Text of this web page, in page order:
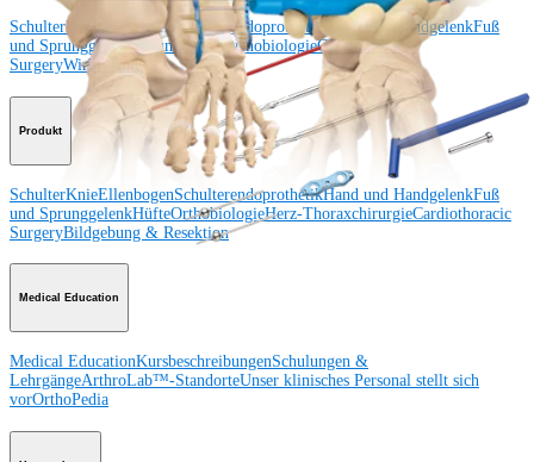
SchulterKnieEllenbogen Schulterendoprothetik Hand und HandgelenkFuß
und SprunggelenkTraumaHüfteOrthobiologieCardiothoracic
SurgeryWirbelsäule
Produkt
SchulterKnieEllenbogenSchulterendoprothetikHand und HandgelenkFuß
und SprunggelenkHüfteOrthobiologieHerz-ThoraxchirurgieCardiothoracic
SurgeryBildgebung & Resektion
Medical Education
Medical EducationKursbeschreibungenSchulungen &
LehrgängeArthroLab™-StandorteUnser klinisches Personal stellt sich
vorOrthoPedia